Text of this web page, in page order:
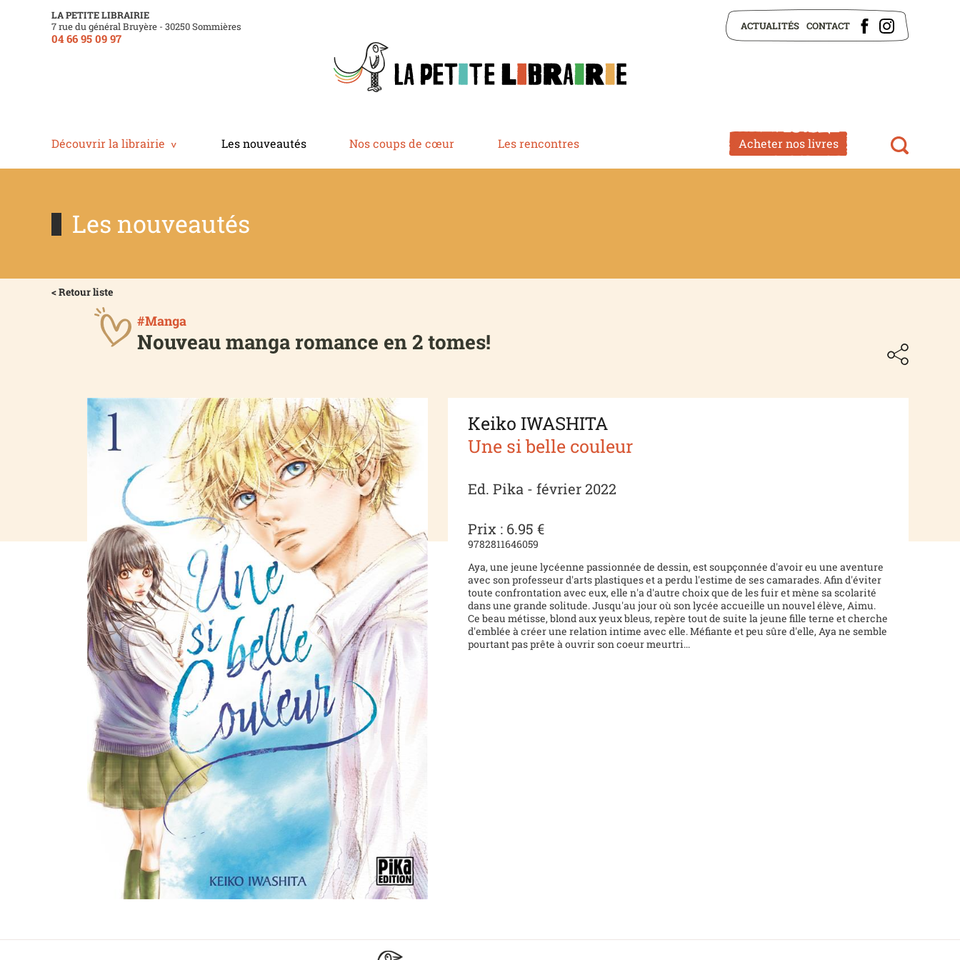
LA PETITE LIBRAIRIE
7 rue du général Bruyère - 30250 Sommières
04 66 95 09 97
ACTUALITÉS CONTACT
Découvrir la librairie Les nouveautés Nos coups de cœur Les rencontres Acheter nos livres
Les nouveautés
< Retour liste
#Manga
Nouveau manga romance en 2 tomes!
Keiko IWASHITA
Une si belle couleur
Ed. Pika - février 2022
Prix : 6.95 €
9782811646059
Aya, une jeune lycéenne passionnée de dessin, est soupçonnée d'avoir eu une aventure
avec son professeur d'arts plastiques et a perdu l'estime de ses camarades. Afin d'éviter
toute confrontation avec eux, elle n'a d'autre choix que de les fuir et mène sa scolarité
dans une grande solitude. Jusqu'au jour où son lycée accueille un nouvel élève, Aimu.
Ce beau métisse, blond aux yeux bleus, repère tout de suite la jeune fille terne et cherche
d'emblée à créer une relation intime avec elle. Méfiante et peu sûre d'elle, Aya ne semble
pourtant pas prête à ouvrir son coeur meurtri...